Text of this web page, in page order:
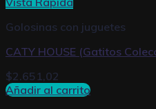
Golosinas con juguetes
CATY HOUSE (Gatitos
$2.651,02
Añadir al carrito